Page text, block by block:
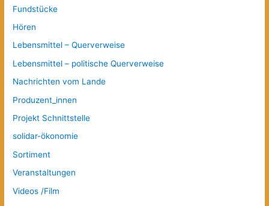
Fundstücke
Hören
Lebensmittel – Querverweise
Lebensmittel – politische Querverweise
Nachrichten vom Lande
Produzent_innen
Projekt Schnittstelle
solidar-ökonomie
Sortiment
Veranstaltungen
Videos /Film